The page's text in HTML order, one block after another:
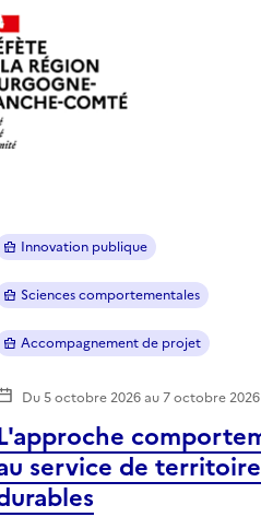
service de
Innovation publique
Sciences comportementales
Accompagnement de projet
Du 5 octobre 2026 au 7 octobre 2026